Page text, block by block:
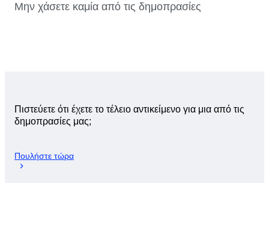
Μην χάσετε καμία από τις δημοπρασίες
Πιστεύετε ότι έχετε το τέλειο αντικείμενο για μια από τις
δημοπρασίες μας;
Πουλήστε τώρα